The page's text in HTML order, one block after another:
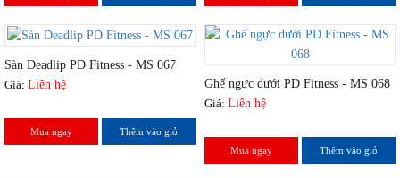
Sàn Deadlip PD Fitness - MS 067
Giá: Liên hệ
Mua ngay Thêm vào giỏ
Ghế ngực dưới PD Fitness - MS 068
Giá: Liên hệ
Mua ngay Thêm vào giỏ